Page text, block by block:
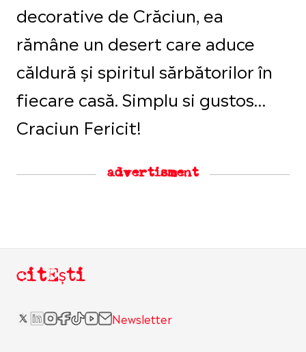
decorative de Crăciun, ea
rămâne un desert care aduce
căldură și spiritul sărbătorilor în
fiecare casă. Simplu si gustos…
Craciun Fericit!
advertisment
citEști
Newsletter